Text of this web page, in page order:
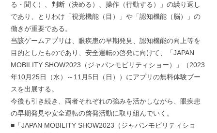
る・聞く）、判断（決める）、操作（行動する）」の繰り返し
であり、とりわけ「視覚機能（目）」や「認知機能（脳）」の
働きが重要である。
当該ゲームアプリは、眼疾患の早期発見、認知機能の向上等を
目的としたものであり、安全運転の啓発に向けて、「JAPAN
MOBILITY SHOW2023（ジャパンモビリティショー）」（2023
年10月25日（水）～11月5日（日））にアプリの無料体験ブー
スを出展する。
今後も引き続き、両者それぞれの強みを活かしながら、眼疾患
の早期発見や安全運転の啓発活動に取り組んでいく。
■「JAPAN MOBILITY SHOW2023（ジャパンモビリティショ